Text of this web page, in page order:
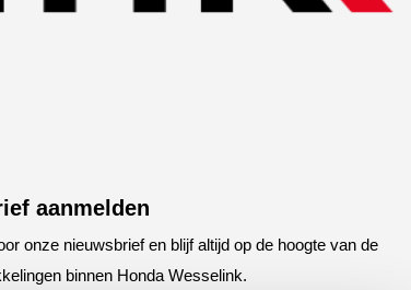
aanmelden
onze nieuwsbrief en blijf altijd op de hoogte van de
binnen Honda Wesselink.